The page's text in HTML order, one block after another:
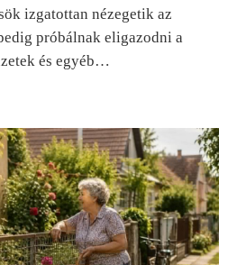
izgatottan nézegetik az
próbálnak eligazodni a
és egyéb…